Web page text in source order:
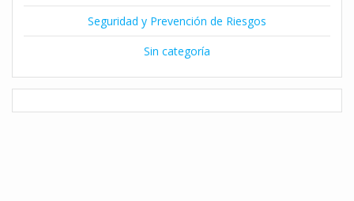
Seguridad y Prevención de Riesgos
Sin categoría